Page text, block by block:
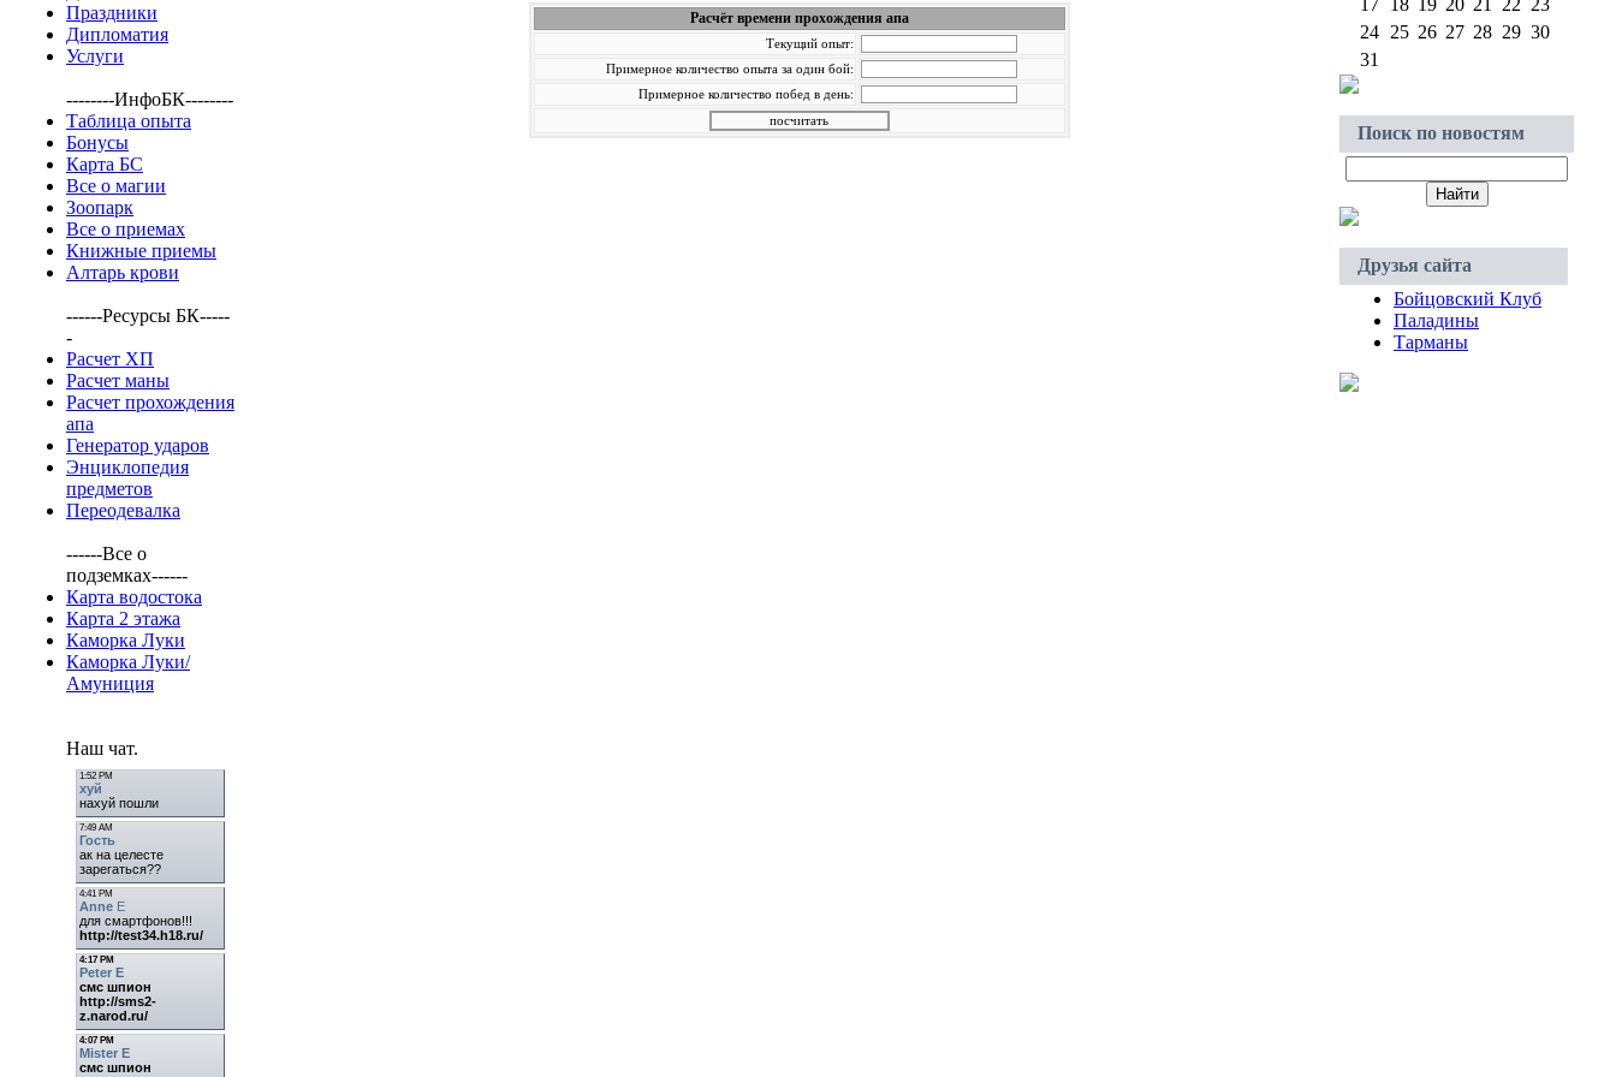
Праздники
Дипломатия
Услуги
--------ИнфоБК--------
Таблица опыта
Бонусы
Карта БС
Все о магии
Зоопарк
Все о приемах
Книжные приемы
Алтарь крови
------Ресурсы БК-----
-
Расчет ХП
Расчет маны
Расчет прохождения
апа
Генератор ударов
Энциклопедия
предметов
Переодевалка
------Все о
подземках------
Карта водостока
Карта 2 этажа
Каморка Луки
Каморка Луки/
Амуниция
Наш чат.
Расчёт времени прохождения апа
Текущий опыт:
Примерное количество опыта за один бой:
Примерное количество побед в день:
17 18 19 20 21 22 23
24 25 26 27 28 29 30
31
Поиск по новостям
Друзья сайта
Бойцовский Клуб
Паладины
Тарманы